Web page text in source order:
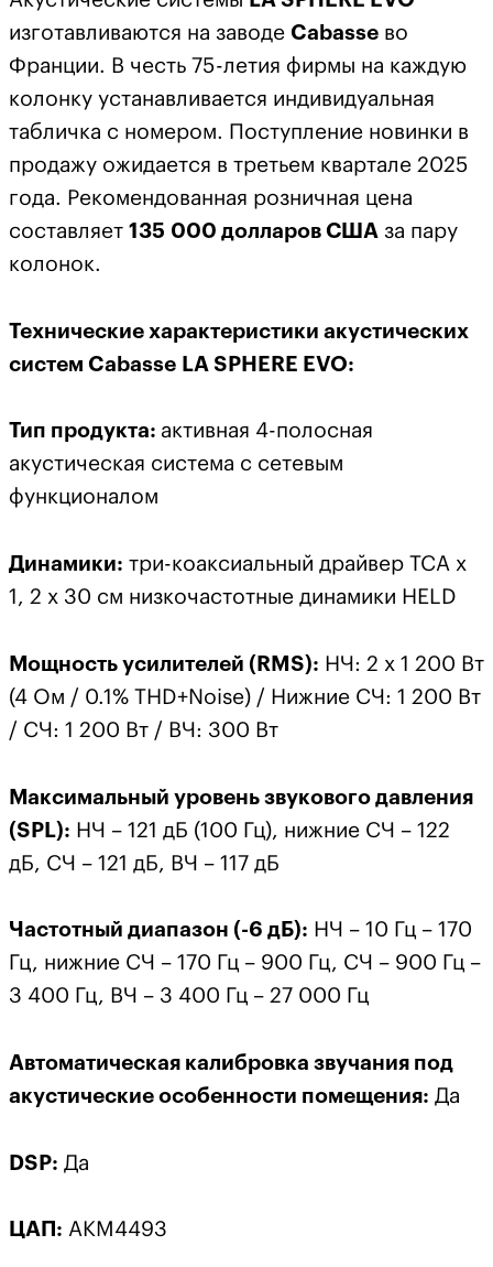
изготавливаются на заводе Cabasse во
Франции. В честь 75-летия фирмы на каждую
колонку устанавливается индивидуальная
табличка с номером. Поступление новинки в
продажу ожидается в третьем квартале 2025
года. Рекомендованная розничная цена
составляет 135 000 долларов США за пару
колонок.
Технические характеристики акустических
систем Cabasse LA SPHERE EVO:
Тип продукта: активная 4-полосная
акустическая система с сетевым
функционалом
Динамики: три-коаксиальный драйвер TCA x
1, 2 х 30 см низкочастотные динамики HELD
Мощность усилителей ( RMS): НЧ: 2 x 1 200 Вт
(4 Ом / 0.1% THD+Noise) / Нижние СЧ: 1 200 Вт
/ СЧ: 1 200 Вт / ВЧ: 300 Вт
Максимальный уровень звукового давления
(SPL): НЧ – 121 дБ (100 Гц), нижние СЧ – 122
дБ, СЧ – 121 дБ, ВЧ – 117 дБ
Частотный диапазон (-6 дБ): НЧ – 10 Гц – 170
Гц, нижние СЧ – 170 Гц – 900 Гц, СЧ – 900 Гц –
3 400 Гц, ВЧ – 3 400 Гц – 27 000 Гц
Автоматическая калибровка звучания под
акустические особенности помещения: Да
DSP: Да
ЦАП: AKM4493